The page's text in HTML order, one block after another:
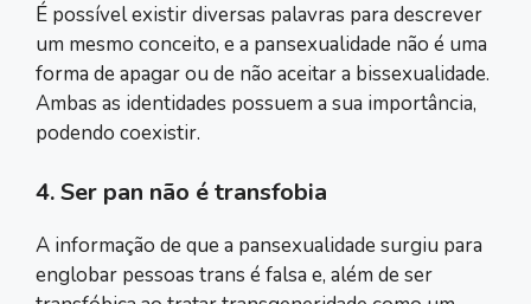
É possível existir diversas palavras para descrever
um mesmo conceito, e a pansexualidade não é uma
forma de apagar ou de não aceitar a bissexualidade.
Ambas as identidades possuem a sua importância,
podendo coexistir.
4. Ser pan não é transfobia
A informação de que a pansexualidade surgiu para
englobar pessoas trans é falsa e, além de ser